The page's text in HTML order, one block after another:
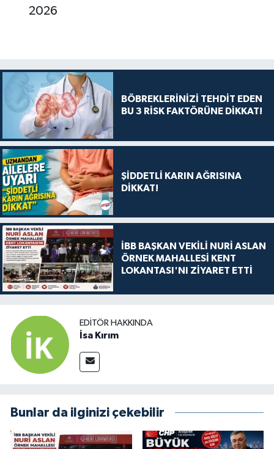
2026
BÖBREKLERİNİZİ TEHDİT EDEN
BU 3 RİSK FAKTÖRÜNE DİKKAT!
ŞİDDETLİ KARIN AĞRISINA
DİKKAT!
İBB BAŞKAN VEKİLİ NURİ ASLAN
ÖRNEK MAHALLESİ KENT
LOKANTASI'NI ZİYARET ETTİ
EDITÖR HAKKINDA
İsa Kırım
Bunlar da ilginizi çekebilir